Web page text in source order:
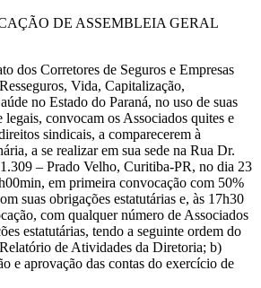
DE ASSEMBLEIA GERAL
dos Corretores de Seguros e Empresas
Vida, Capitalização,
no Estado do Paraná, no uso de suas
legais, convocam os Associados quites e
sindicais, a comparecerem à
a se realizar em sua sede na Rua Dr.
– Prado Velho, Curitiba-PR, no dia 23
em primeira convocação com 50%
suas obrigações estatutárias e, às 17h30
com qualquer número de Associados
estatutárias, tendo a seguinte ordem do
de Atividades da Diretoria; b)
e aprovação das contas do exercício de